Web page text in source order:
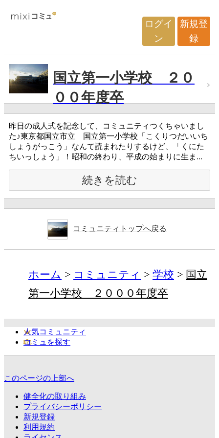
ログイ
ン
新規登
録
国立第一小学校 ２０
００年度卒
昨日の成人式を記念して、コミュニティつくちゃいまし
た♪東京都国立市立 国立第一小学校「こくりつだいいち
しょうがっこう」なんて読まれたりするけど、「くにた
ちいっしょう」！昭和の終わり、平成の始まりに生ま...
続きを読む
コミュニティトップへ戻る
ホーム コミュニティ 学校
国立
第一小学校 ２０００年度卒
人気コミュニティ
コミュを探す
このページの上部へ
健全化の取り組み
プライバシーポリシー
新規登録
利用規約